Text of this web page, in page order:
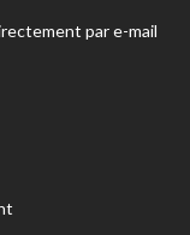
par e-mail